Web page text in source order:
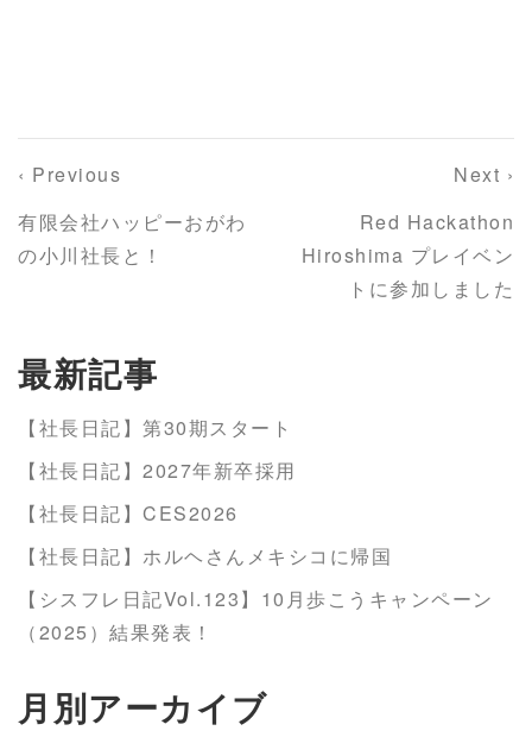
‹ Previous
有限会社ハッピーおがわ
の小川社長と！
Next ›
Red Hackathon
Hiroshima プレイベン
トに参加しました
最新記事
【社長日記】第30期スタート
【社長日記】2027年新卒採用
【社長日記】CES2026
【社長日記】ホルヘさんメキシコに帰国
【シスフレ日記Vol.123】10月歩こうキャンペーン
（2025）結果発表！
月別アーカイブ